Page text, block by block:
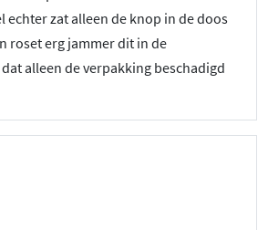
echter zat alleen de knop in de doos
roset erg jammer dit in de
alleen de verpakking beschadigd